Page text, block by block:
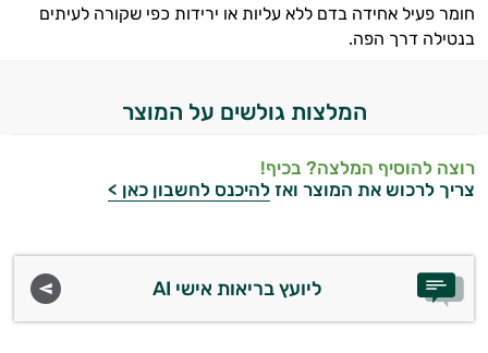
חומר פעיל אחידה בדם ללא עליות או ירידות כפי שקורה לעיתים
בנטילה דרך הפה.
המלצות גולשים על המוצר
רוצה להוסיף המלצה? בכיף!
צריך לרכוש את המוצר ואז להיכנס לחשבון כאן >
ליועץ בריאות אישי AI